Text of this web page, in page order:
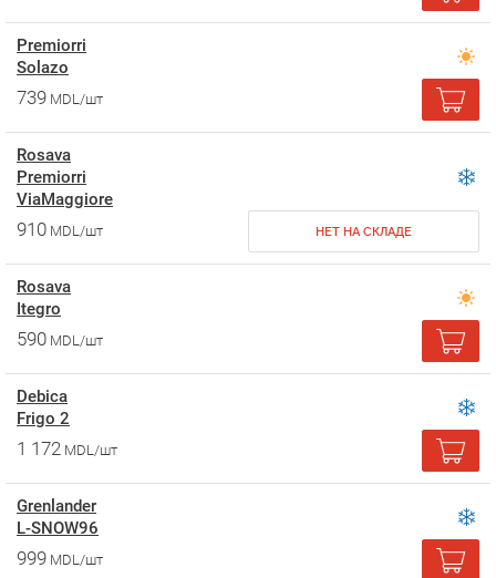
Premiorri
Solazo
739 MDL/шт
Rosava
Premiorri
ViaMaggiore
910 MDL/шт НЕТ НА СКЛАДЕ
Rosava
Itegro
590 MDL/шт
Debica
Frigo 2
1 172 MDL/шт
Grenlander
L-SNOW96
999 MDL/шт